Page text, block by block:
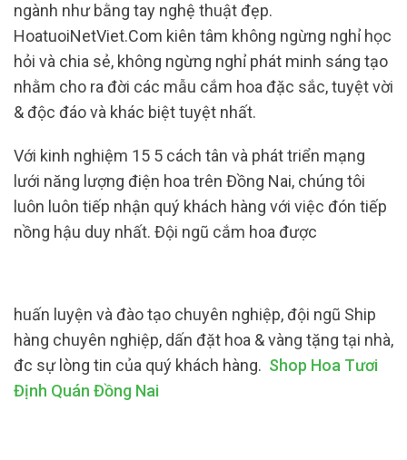
ngành như bằng tay nghệ thuật đẹp.
HoatuoiNetViet.Com kiên tâm không ngừng nghỉ học
hỏi và chia sẻ, không ngừng nghỉ phát minh sáng tạo
nhằm cho ra đời các mẫu cắm hoa đặc sắc, tuyệt vời
& độc đáo và khác biệt tuyệt nhất.
Với kinh nghiệm 15 5 cách tân và phát triển mạng
lưới năng lượng điện hoa trên Đồng Nai, chúng tôi
luôn luôn tiếp nhận quý khách hàng với việc đón tiếp
nồng hậu duy nhất. Đội ngũ cắm hoa được
huấn luyện và đào tạo chuyên nghiệp, đội ngũ Ship
hàng chuyên nghiệp, dấn đặt hoa & vàng tặng tại nhà,
đc sự lòng tin của quý khách hàng. Shop Hoa Tươi
Định Quán Đồng Nai